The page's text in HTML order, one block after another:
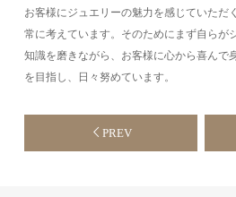
お客様にジュエリーの魅力を感じていただ
常に考えています。そのためにまず自らが
知識を磨きながら、お客様に心から喜んで
を目指し、日々努めています。
PREV